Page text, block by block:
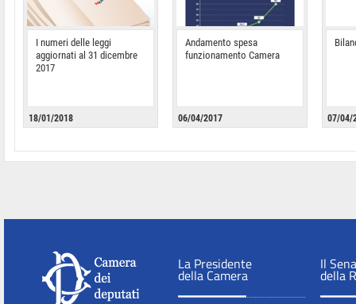
I numeri delle leggi
aggiornati al 31 dicembre
2017
18/01/2018
Andamento spesa
funzionamento Camera
06/04/2017 07/04/
La Presidente
della Camera
Il
della